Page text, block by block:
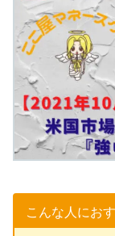
こんな人にお